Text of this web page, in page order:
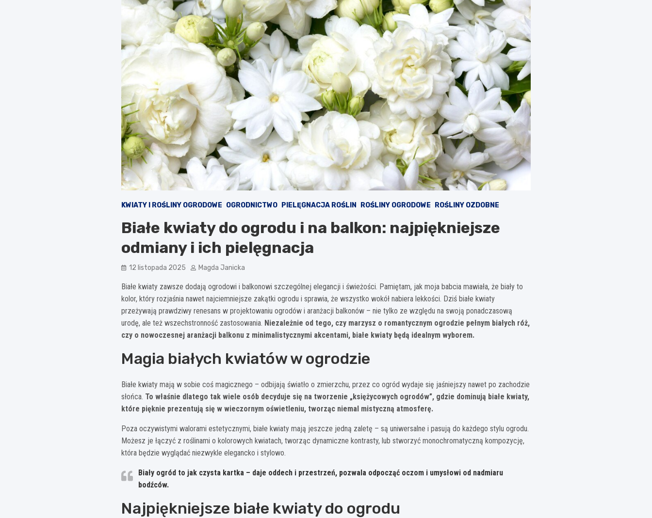
KWIATY I ROŚLINY OGRODOWE OGRODNICTWO PIELĘGNACJA ROŚLIN ROŚLINY OGRODOWE ROŚLINY OZDOBNE
Białe kwiaty do ogrodu i na balkon: najpiękniejsze
odmiany i ich pielęgnacja
12 listopada 2025 Magda Janicka
Białe kwiaty zawsze dodają ogrodowi i balkonowi szczególnej elegancji i świeżości. Pamiętam, jak moja babcia mawiała, że biały to
kolor, który rozjaśnia nawet najciemniejsze zakątki ogrodu i sprawia, że wszystko wokół nabiera lekkości. Dziś białe kwiaty
przeżywają prawdziwy renesans w projektowaniu ogrodów i aranżacji balkonów – nie tylko ze względu na swoją ponadczasową
urodę, ale też wszechstronność zastosowania. Niezależnie od tego, czy marzysz o romantycznym ogrodzie pełnym białych róż,
czy o nowoczesnej aranżacji balkonu z minimalistycznymi akcentami, białe kwiaty będą idealnym wyborem.
Magia białych kwiatów w ogrodzie
Białe kwiaty mają w sobie coś magicznego – odbijają światło o zmierzchu, przez co ogród wydaje się jaśniejszy nawet po zachodzie
słońca. To właśnie dlatego tak wiele osób decyduje się na tworzenie „księżycowych ogrodów”, gdzie dominują białe kwiaty,
które pięknie prezentują się w wieczornym oświetleniu, tworząc niemal mistyczną atmosferę.
Poza oczywistymi walorami estetycznymi, białe kwiaty mają jeszcze jedną zaletę – są uniwersalne i pasują do każdego stylu ogrodu.
Możesz je łączyć z roślinami o kolorowych kwiatach, tworząc dynamiczne kontrasty, lub stworzyć monochromatyczną kompozycję,
która będzie wyglądać niezwykle elegancko i stylowo.
Biały ogród to jak czysta kartka – daje oddech i przestrzeń, pozwala odpocząć oczom i umysłowi od nadmiaru
bodźców.
Najpiękniejsze białe kwiaty do ogrodu